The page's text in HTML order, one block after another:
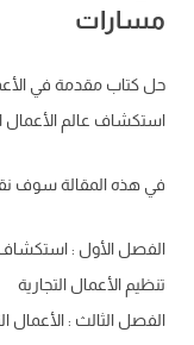
مسارات
حل كتاب مقدمة في
استكشاف عالم الأعمال
في هذه المقالة سوف
الفصل الأول : استكشاف
تنظيم الأعمال التجارية
الفصل الثالث : الأعمال